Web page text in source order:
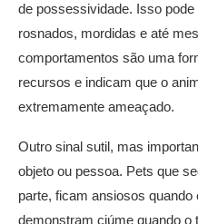
de possessividade. Isso
rosnados, mordidas e até
comportamentos são uma
recursos e indicam que o
extremamente ameaçado.
Outro sinal sutil, mas
objeto ou pessoa. Pets que
parte, ficam ansiosos
demonstram ciúme quando o